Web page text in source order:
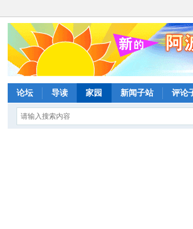
论坛 导读 家园 新闻子站 评论